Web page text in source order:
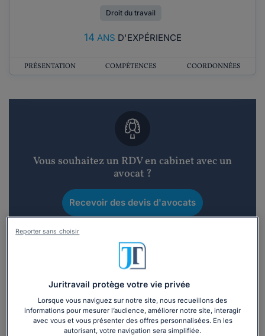
Droit du travail
14 ANS D'EXPÉRIENCE
PRÉSENTATION COMPÉTENCES COORDONNÉES
Vous souhaitez un RDV en cabinet avec un
avocat ?
Recevoir des devis d'avocats
Vous souhaitez une consultation par
téléphone ?
Juritravail protège votre vie privée
Lorsque vous naviguez sur notre site, nous recueillons des
informations pour mesurer l’audience, améliorer notre site, interagir
avec vous et vous présenter des offres personnalisées. En les
autorisant, votre navigation sera simplifiée.
Reporter sans choisir